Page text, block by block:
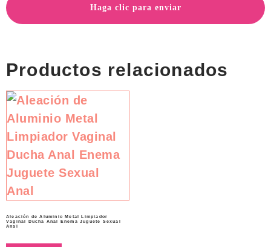
Haga clic para enviar
Productos relacionados
Aleación de Aluminio Metal Limpiador
Vaginal Ducha Anal Enema Juguete Sexual
Anal